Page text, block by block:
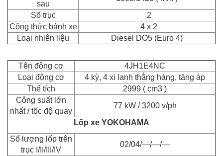
sau
Số trục
2
Công thức bánh xe
4 x 2
Loại nhiên liệu
Diesel DO5 (Euro 4)
Tên động cơ
4JH1E4NC
Loại động cơ
4 kỳ, 4 xi lanh thẳng hàng, tăng áp
Thể tích
2999 ( cm3 )
Công suất lớn
nhất / tốc độ quay
77 kW / 3200 v/ph
Lốp xe YOKOHAMA
Số lượng lốp trên
trục I/II/III/IV
02/04/—/—/—